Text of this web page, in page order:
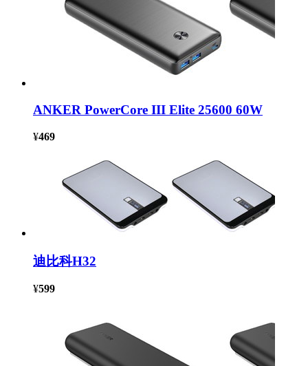
ANKER PowerCore III Elite 25600 60W
¥469
迪比科H32
¥599